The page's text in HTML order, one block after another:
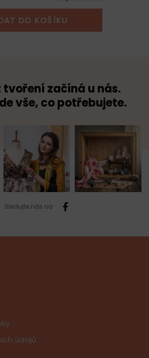
DO KOŠÍKU
tvoření začíná u nás.
vše, co potřebujete.
Sledujte nás na
údajů